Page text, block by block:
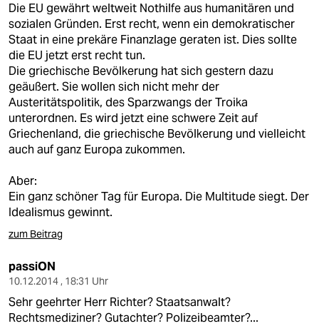
Die EU gewährt weltweit Nothilfe aus humanitären und
sozialen Gründen. Erst recht, wenn ein demokratischer
Staat in eine prekäre Finanzlage geraten ist. Dies sollte
die EU jetzt erst recht tun.
Die griechische Bevölkerung hat sich gestern dazu
geäußert. Sie wollen sich nicht mehr der
Austeritätspolitik, des Sparzwangs der Troika
unterordnen. Es wird jetzt eine schwere Zeit auf
Griechenland, die griechische Bevölkerung und vielleicht
auch auf ganz Europa zukommen.
Aber:
Ein ganz schöner Tag für Europa. Die Multitude siegt. Der
Idealismus gewinnt.
zum Beitrag
passiON
10.12.2014 , 18:31 Uhr
Sehr geehrter Herr Richter? Staatsanwalt?
Rechtsmediziner? Gutachter? Polizeibeamter?...